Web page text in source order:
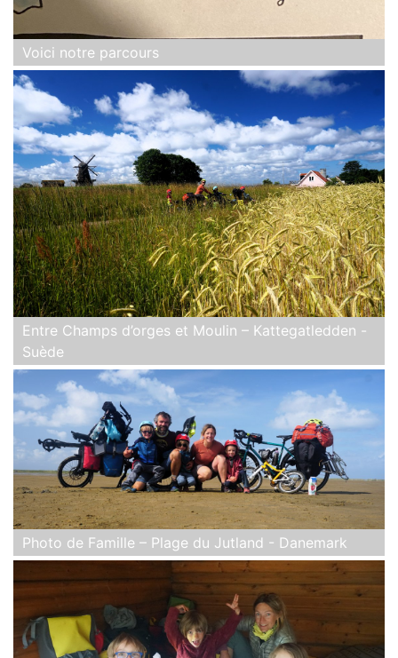
Voici notre parcours
Entre Champs d’orges et Moulin – Kattegatledden -
Suède
Photo de Famille – Plage du Jutland - Danemark